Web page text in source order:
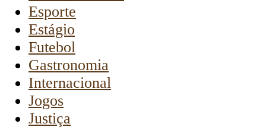
Esporte
Estágio
Futebol
Gastronomia
Internacional
Jogos
Justiça